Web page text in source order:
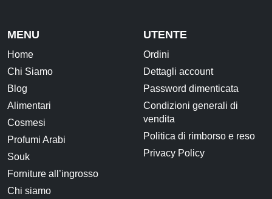
MENU
Home
Chi Siamo
Blog
Alimentari
Cosmesi
Profumi Arabi
Souk
Forniture all’ingrosso
Chi siamo
UTENTE
Ordini
Dettagli account
Password dimenticata
Condizioni generali di
vendita
Politica di rimborso e reso
Privacy Policy